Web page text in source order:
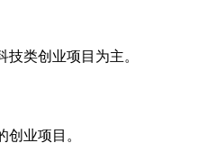
类创业项目为主。
业项目。